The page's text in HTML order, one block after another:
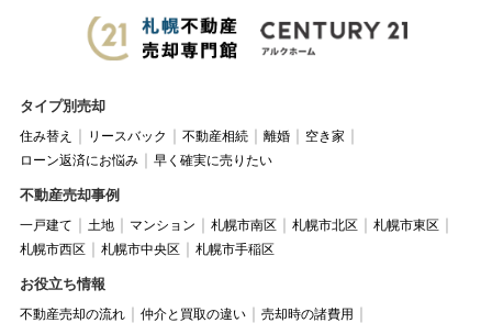
タイプ別売却
住み替え リースバック 不動産相続 離婚
空き家
ローン返済にお悩み
早く確実に売りたい
不動産売却事例
一戸建て 土地 マンション 札幌市南区 札幌市北区
札幌市東区
札幌市西区
札幌市中央区 札幌市手稲区
お役立ち情報
不動産売却の流れ 仲介と買取の違い
売却時の諸費用